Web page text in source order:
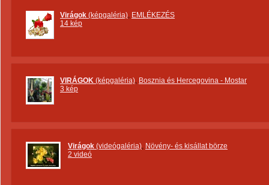
Virágok (képgaléria), EMLÉKEZÉS
14 kép
VIRÁGOK (képgaléria), Bosznia és Hercegovina - Mostar
3 kép
Virágok (videógaléria), Növény- és kisállat börze
2 videó